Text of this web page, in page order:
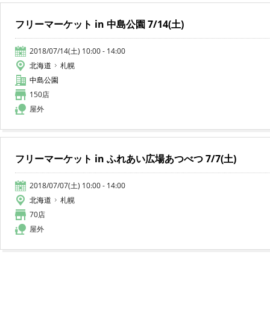
フリーマーケット in 中島公園 7/14(土)
2018/07/14(土) 10:00 - 14:00
北海道
札幌
中島公園
150店
屋外
フリーマーケット in ふれあい広場あつべつ 7/7(土)
2018/07/07(土) 10:00 - 14:00
北海道
札幌
70店
屋外